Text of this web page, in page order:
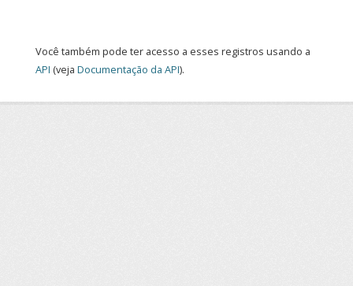
Você também pode ter acesso a esses registros usando a
API (veja Documentação da API).